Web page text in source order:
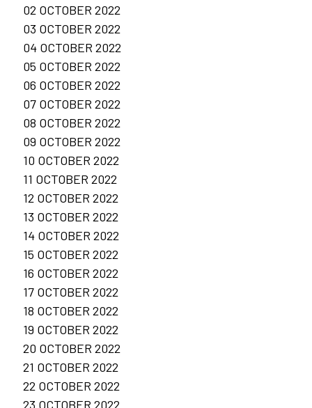
02 OCTOBER 2022
03 OCTOBER 2022
04 OCTOBER 2022
05 OCTOBER 2022
06 OCTOBER 2022
07 OCTOBER 2022
08 OCTOBER 2022
09 OCTOBER 2022
10 OCTOBER 2022
11 OCTOBER 2022
12 OCTOBER 2022
13 OCTOBER 2022
14 OCTOBER 2022
15 OCTOBER 2022
16 OCTOBER 2022
17 OCTOBER 2022
18 OCTOBER 2022
19 OCTOBER 2022
20 OCTOBER 2022
21 OCTOBER 2022
22 OCTOBER 2022
23 OCTOBER 2022